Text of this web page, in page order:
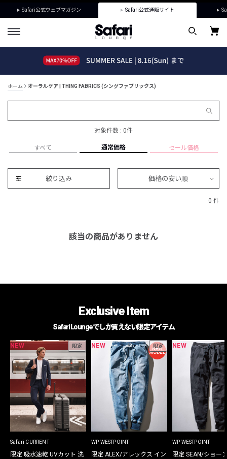
Safari公式ウェブマガジン Safari公式通販サイト
ホーム オーラルケア | THING FABRICS (シングファブリックス)
対象件数 : 0件
すべて 通常価格 セール価格
絞り込み 価格の安い順
0 件
該当の商品がありません
Exclusive Item
Safari Loungeでしか買えない限定アイテム
NEW 限定
Safari CURRENT
限定 吸水速乾 UVカット 洗
NEW 限定
WP WESTPOINT
限定 ALEX/アレックス イン
NEW
WP WESTPOINT
限定 SEAN/ショー